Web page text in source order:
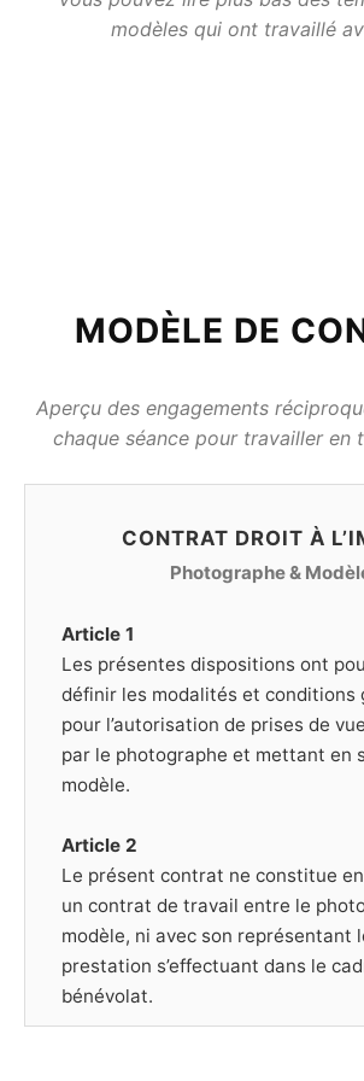
modèles qui ont travaillé
MODÈLE DE
Aperçu des engagements
chaque séance pour travailler en
CONTRAT DROIT À
Photographe &
Article 1
Les présentes dispositions ont
définir les modalités et conditions
pour l’autorisation de prises de
par le photographe et mettant en
modèle.
Article 2
Le présent contrat ne constitue
un contrat de travail entre le
modèle, ni avec son représentant
prestation s’effectuant dans le
bénévolat.